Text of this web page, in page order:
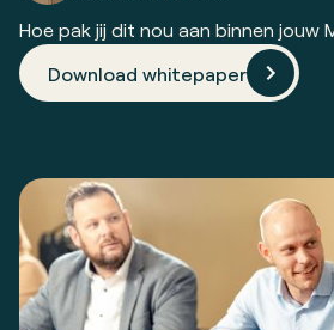
Hoe pak jij dit nou aan binnen jouw
Download whitepaper